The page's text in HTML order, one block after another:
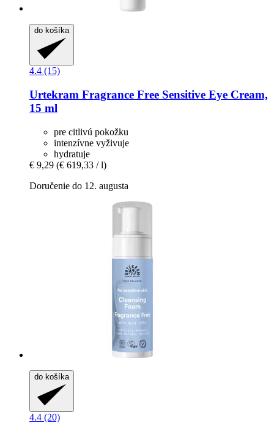
do košíka
4.4 (15)
Urtekram Fragrance Free Sensitive Eye Cream,
15 ml
pre citlivú pokožku
intenzívne vyživuje
hydratuje
€ 9,29 (€ 619,33 / l)
Doručenie do 12. augusta
do košíka
4.4 (20)